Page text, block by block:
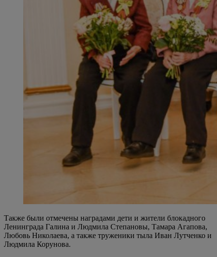
Также были отмечены наградами дети и жители блокадного
Ленинграда Галина и Людмила Степановы, Тамара Агапова,
Любовь Николаева, а также труженики тыла Иван Лутченко и
Людмила Корунова.